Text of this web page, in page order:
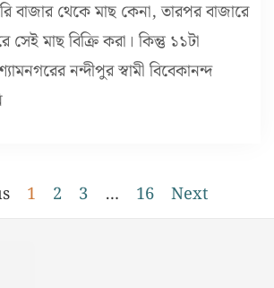
বাজার থেকে মাছ কেনা, তারপর বাজারে
সেই মাছ বিক্রি করা। কিন্তু ১১টা
নন্দীপুর স্বামী বিবেকানন্দ
1 2 3 … 16 Next